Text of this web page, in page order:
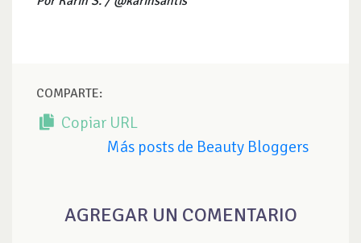
COMPARTE:
Copiar URL
Más posts de Beauty Bloggers
AGREGAR UN COMENTARIO